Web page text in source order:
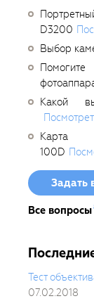
D3200
Выбор
Какой
Карта
100D
Задать
Все вопросы
Тест
07.02.2018